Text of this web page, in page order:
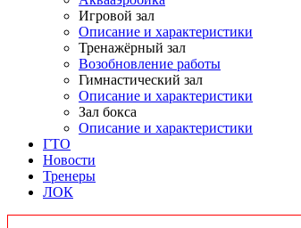
Игровой зал
Описание и характеристики
Тренажёрный зал
Возобновление работы
Гимнастический зал
Описание и характеристики
Зал бокса
Описание и характеристики
ГТО
Новости
Тренеры
ЛОК